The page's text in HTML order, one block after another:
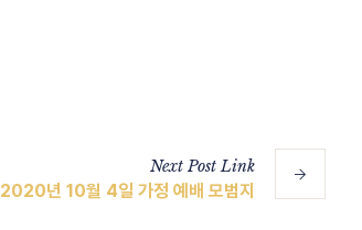
NextPostLink
2020년 10월 4일 가정 예배 모범지